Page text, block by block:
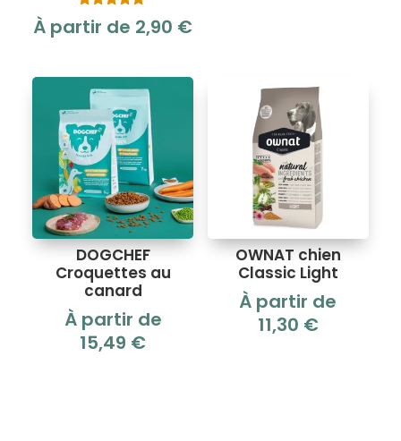
5.00
À partir de 2,90 €
DOGCHEF
Croquettes au
canard
À partir de
15,49 €
OWNAT chien
Classic Light
À partir de
11,30 €